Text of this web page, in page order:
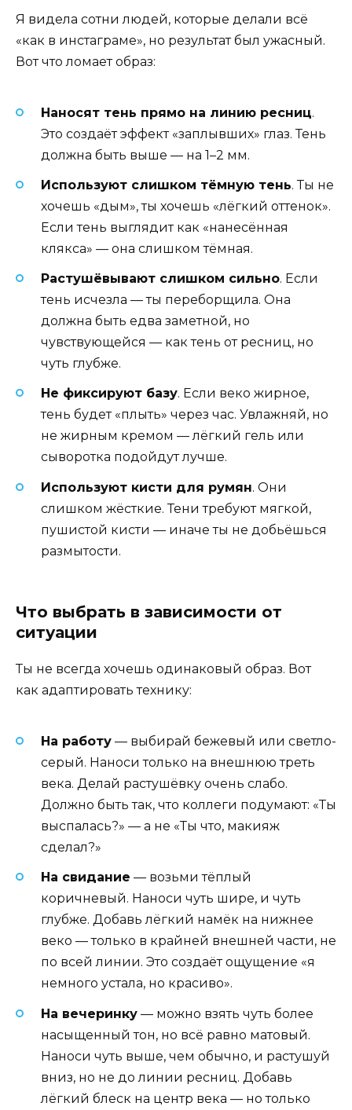
Я видела сотни людей, которые делали всё
«как в инстаграме», но результат был ужасный.
Вот что ломает образ:
Наносят тень прямо на линию ресниц.
Это создаёт эффект «заплывших» глаз. Тень
должна быть выше — на 1–2 мм.
Используют слишком тёмную тень. Ты не
хочешь «дым», ты хочешь «лёгкий оттенок».
Если тень выглядит как «нанесённая
клякса» — она слишком тёмная.
Растушёвывают слишком сильно. Если
тень исчезла — ты переборщила. Она
должна быть едва заметной, но
чувствующейся — как тень от ресниц, но
чуть глубже.
Не фиксируют базу. Если веко жирное,
тень будет «плыть» через час. Увлажняй, но
не жирным кремом — лёгкий гель или
сыворотка подойдут лучше.
Используют кисти для румян. Они
слишком жёсткие. Тени требуют мягкой,
пушистой кисти — иначе ты не добьёшься
размытости.
Что выбрать в зависимости от
ситуации
Ты не всегда хочешь одинаковый образ. Вот
как адаптировать технику:
На работу — выбирай бежевый или светло-
серый. Наноси только на внешнюю треть
века. Делай растушёвку очень слабо.
Должно быть так, что коллеги подумают: «Ты
выспалась?» — а не «Ты что, макияж
сделал?»
На свидание — возьми тёплый
коричневый. Наноси чуть шире, и чуть
глубже. Добавь лёгкий намёк на нижнее
веко — только в крайней внешней части, не
по всей линии. Это создаёт ощущение «я
немного устала, но красиво».
На вечеринку — можно взять чуть более
насыщенный тон, но всё равно матовый.
Наноси чуть выше, чем обычно, и растушуй
вниз, но не до линии ресниц. Добавь
лёгкий блеск на центр века — но только